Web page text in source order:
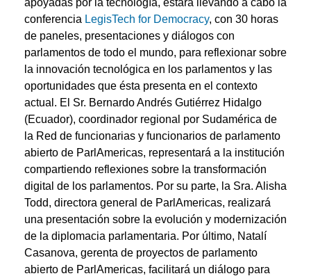
apoyadas por la tecnología, estará llevando a cabo la
conferencia LegisTech for Democracy, con 30 horas
de paneles, presentaciones y diálogos con
parlamentos de todo el mundo, para reflexionar sobre
la innovación tecnológica en los parlamentos y las
oportunidades que ésta presenta en el contexto
actual. El Sr. Bernardo Andrés Gutiérrez Hidalgo
(Ecuador), coordinador regional por Sudamérica de
la Red de funcionarias y funcionarios de parlamento
abierto de ParlAmericas, representará a la institución
compartiendo reflexiones sobre la transformación
digital de los parlamentos. Por su parte, la Sra. Alisha
Todd, directora general de ParlAmericas, realizará
una presentación sobre la evolución y modernización
de la diplomacia parlamentaria. Por último, Natalí
Casanova, gerenta de proyectos de parlamento
abierto de ParlAmericas, facilitará un diálogo para